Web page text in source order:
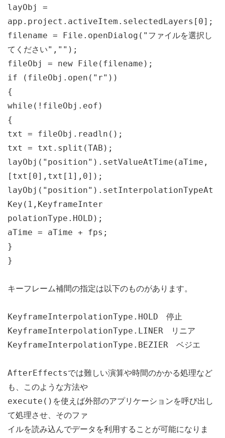
layObj =
app.project.activeItem.selectedLayers[0];
filename = File.openDialog("ファイルを選択し
てください","");
fileObj = new File(filename);
if (fileObj.open("r"))
{
while(!fileObj.eof)
{
txt = fileObj.readln();
txt = txt.split(TAB);
layObj("position").setValueAtTime(aTime,
[txt[0],txt[1],0]);
layObj("position").setInterpolationTypeAt
Key(1,KeyframeInter
polationType.HOLD);
aTime = aTime + fps;
}
}
キーフレーム補間の指定は以下のものがあります。
KeyframeInterpolationType.HOLD 停止
KeyframeInterpolationType.LINER リニア
KeyframeInterpolationType.BEZIER ベジエ
AfterEffectsでは難しい演算や時間のかかる処理など
も、このような方法や
execute()を使えば外部のアプリケーションを呼び出し
て処理させ、そのファ
イルを読み込んでデータを利用することが可能になりま